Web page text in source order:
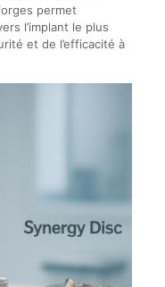
permet
l’implant le plus
et de l’efficacité à